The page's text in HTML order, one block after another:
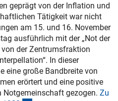
geprägt von der Inflation und
Tätigkeit war nicht
am 15. und 16. November
ausführlich mit der „Not der
der Zentrumsfraktion
In dieser
eine große Bandbreite von
erörtert und eine positive
Notgemeinschaft gezogen. Zu